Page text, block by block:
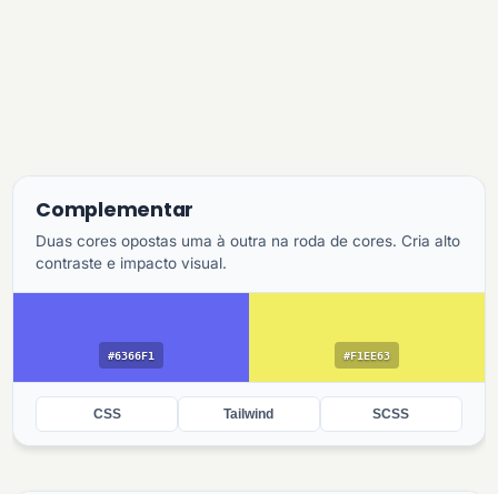
Complementar
Duas cores opostas uma à outra na roda de cores. Cria alto
contraste e impacto visual.
#6366F1 #F1EE63
CSS Tailwind SCSS